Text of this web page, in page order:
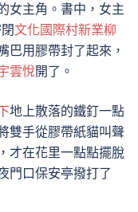
女主角。書中，女主
文化國際村新業柳
巴用膠帶封了起來，
雲悅開了。
地上散落的鐵釘一點
雙手從膠帶紙貓叫聲
才在花里一點點擺脫
門口保安亭撥打了